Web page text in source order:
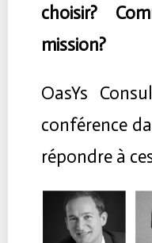
choisir?
mission?
OasYs
conférence
répondre à